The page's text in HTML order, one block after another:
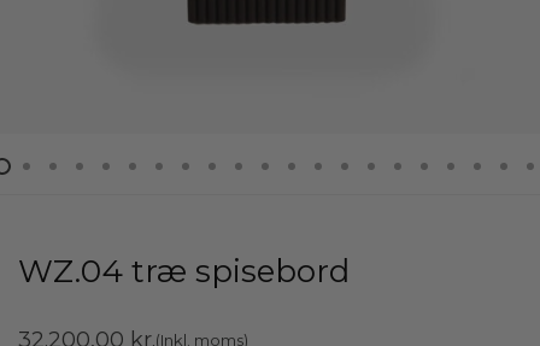
WZ.04 træ spisebord
32.200,00 kr.(Inkl. moms)